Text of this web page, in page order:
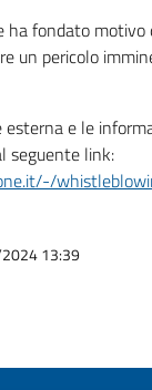
ha fondato motivo
un pericolo
e le
seguente link:
13:39